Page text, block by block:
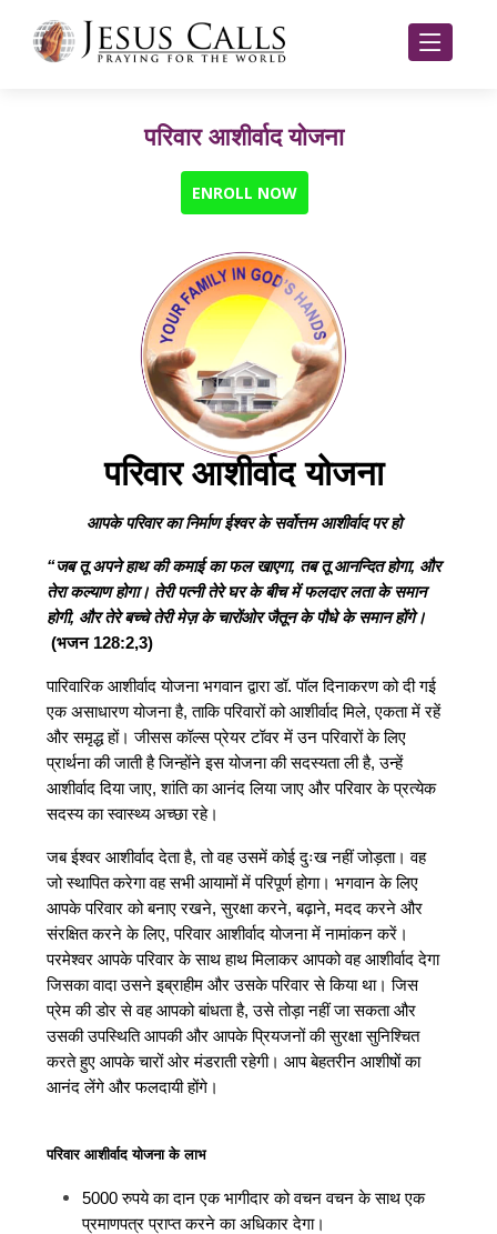
परिवार आशीर्वाद योजना
ENROLL NOW
परिवार आशीर्वाद योजना
आपके परिवार का निर्माण ईश्वर के सर्वोत्तम आशीर्वाद पर हो
“जब तू अपने हाथ की कमाई का फल खाएगा, तब तू आनन्दित होगा, और
तेरा कल्याण होगा। तेरी पत्नी तेरे घर के बीच में फलदार लता के समान
होगी, और तेरे बच्चे तेरी मेज़ के चारोंओर जैतून के पौधे के समान होंगे।
(भजन 128:2,3)
पारिवारिक आशीर्वाद योजना भगवान द्वारा डॉ. पॉल दिनाकरण को दी गई
एक असाधारण योजना है, ताकि परिवारों को आशीर्वाद मिले, एकता में रहें
और समृद्ध हों। जीसस कॉल्स प्रेयर टॉवर में उन परिवारों के लिए
प्रार्थना की जाती है जिन्होंने इस योजना की सदस्यता ली है, उन्हें
आशीर्वाद दिया जाए, शांति का आनंद लिया जाए और परिवार के प्रत्येक
सदस्य का स्वास्थ्य अच्छा रहे।
जब ईश्वर आशीर्वाद देता है, तो वह उसमें कोई दुःख नहीं जोड़ता। वह
जो स्थापित करेगा वह सभी आयामों में परिपूर्ण होगा। भगवान के लिए
आपके परिवार को बनाए रखने, सुरक्षा करने, बढ़ाने, मदद करने और
संरक्षित करने के लिए, परिवार आशीर्वाद योजना में नामांकन करें।
परमेश्वर आपके परिवार के साथ हाथ मिलाकर आपको वह आशीर्वाद देगा
जिसका वादा उसने इब्राहीम और उसके परिवार से किया था। जिस
प्रेम की डोर से वह आपको बांधता है, उसे तोड़ा नहीं जा सकता और
उसकी उपस्थिति आपकी और आपके प्रियजनों की सुरक्षा सुनिश्चित
करते हुए आपके चारों ओर मंडराती रहेगी। आप बेहतरीन आशीषों का
आनंद लेंगे और फलदायी होंगे।
परिवार आशीर्वाद योजना के लाभ
5000 रुपये का दान एक भागीदार को वचन वचन के साथ एक
प्रमाणपत्र प्राप्त करने का अधिकार देगा।